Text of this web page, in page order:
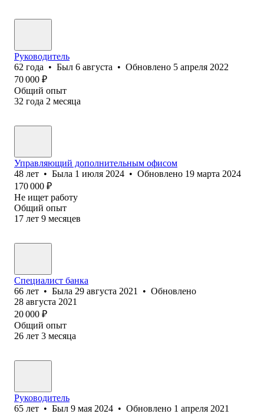
Руководитель
62 года • Был 6 августа • Обновлено 5 апреля 2022
70 000 ₽
Общий опыт
32 года 2 месяца
Управляющий дополнительным офисом
48 лет • Была 1 июля 2024 • Обновлено 19 марта 2024
170 000 ₽
Не ищет работу
Общий опыт
17 лет 9 месяцев
Специалист банка
66 лет • Была 29 августа 2021 • Обновлено
28 августа 2021
20 000 ₽
Общий опыт
26 лет 3 месяца
Руководитель
65 лет • Был 9 мая 2024 • Обновлено 1 апреля 2021